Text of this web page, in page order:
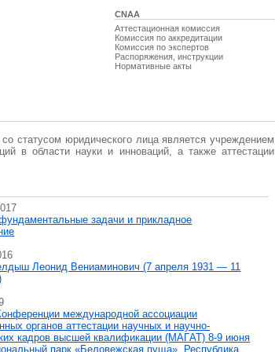
CNAA
Аттестационная комиссия
Комиссия по аккредитации
Комиссия по экспертов
Распоряжения, инструкции
Нормативные акты
статусом юридического лица является учреждением
в области науки и инноваций, а также аттестации
задачи и прикладное
Леонид Вениаминович (7 апреля 1931 — 11
международной ассоциации
органов аттестации научных и научно-
кадров высшей квалификации (МАГAT) 8-9 июня
парк «Беловежская пуща», Республика